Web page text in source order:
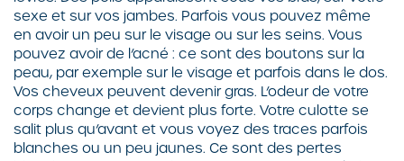
sexe et sur vos jambes. Parfois vous pouvez même
en avoir un peu sur le visage ou sur les seins. Vous
pouvez avoir de l’acné : ce sont des boutons sur la
peau, par exemple sur le visage et parfois dans le dos.
Vos cheveux peuvent devenir gras. L’odeur de votre
corps change et devient plus forte. Votre culotte se
salit plus qu’avant et vous voyez des traces parfois
blanches ou un peu jaunes. Ce sont des pertes